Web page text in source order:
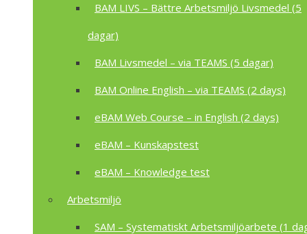
BAM LIVS – Bättre Arbetsmiljö Livsmedel (5
dagar)
BAM Livsmedel – via TEAMS (5 dagar)
BAM Online English – via TEAMS (2 days)
eBAM Web Course – in English (2 days)
eBAM – Kunskapstest
eBAM – Knowledge test
Arbetsmiljö
SAM – Systematiskt Arbetsmiljöarbete (1